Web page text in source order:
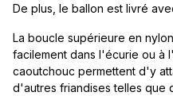
De plus, le ballon est livré
La boucle supérieure en
facilement dans l'écurie ou à
caoutchouc permettent d'y
d'autres friandises telles que